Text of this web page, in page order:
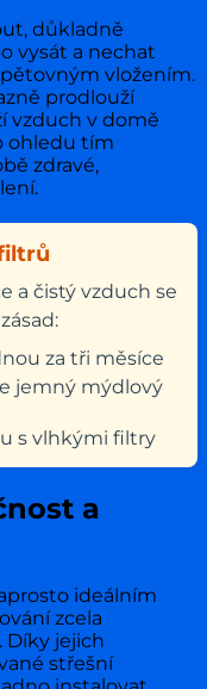
důkladně
vysát a nechat
vložením.
prodlouží
vzduch v domě
ohledu tím
zdravé,
a čistý vzduch se
za tři měsíce
jemný mýdlový
s vlhkými filtry
a
ideálním
zcela
Díky jejich
střešní